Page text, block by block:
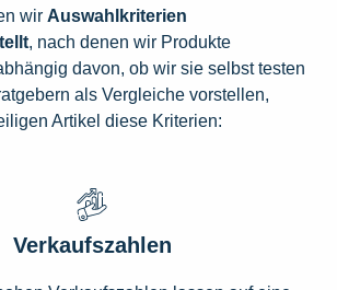
wir Auswahlkriterien
, nach denen wir Produkte
davon, ob wir sie selbst testen
als Vergleiche vorstellen,
Artikel diese Kriterien:
Verkaufszahlen